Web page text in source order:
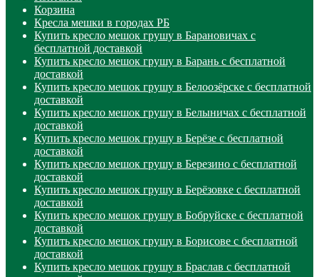
Корзина
Кресла мешки в городах РБ
Купить кресло мешок грушу в Барановичах с
бесплатной доставкой
Купить кресло мешок грушу в Барань с бесплатной
доставкой
Купить кресло мешок грушу в Белоозёрске с бесплатной
доставкой
Купить кресло мешок грушу в Белыничах с бесплатной
доставкой
Купить кресло мешок грушу в Берёзе с бесплатной
доставкой
Купить кресло мешок грушу в Березино с бесплатной
доставкой
Купить кресло мешок грушу в Берёзовке с бесплатной
доставкой
Купить кресло мешок грушу в Бобруйске с бесплатной
доставкой
Купить кресло мешок грушу в Борисове с бесплатной
доставкой
Купить кресло мешок грушу в Браслав с бесплатной